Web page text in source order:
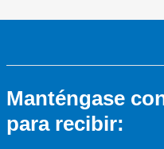
Manténgase
para recibir: